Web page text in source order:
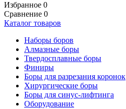
Избранное 0
Сравнение 0
Каталог товаров
Наборы боров
Алмазные боры
Твердосплавные боры
Финиры
Боры для разрезания коронок
Хирургические боры
Боры для синус-лифтинга
Оборудование